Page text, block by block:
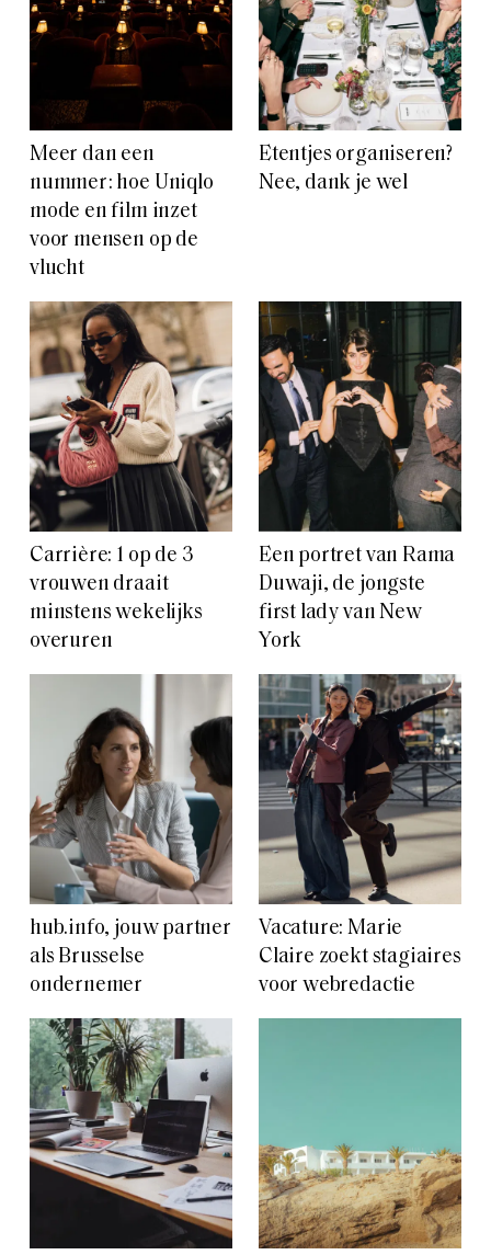
Meer dan een
nummer: hoe Uniqlo
mode en film inzet
voor mensen op de
vlucht
Etentjes organiseren?
Nee, dank je wel
Carrière: 1 op de 3
vrouwen draait
minstens wekelijks
overuren
Een portret van Rama
Duwaji, de jongste
first lady van New
York
hub.info, jouw partner
als Brusselse
ondernemer
Vacature: Marie
Claire zoekt stagiaires
voor webredactie